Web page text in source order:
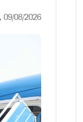
09/08/2026